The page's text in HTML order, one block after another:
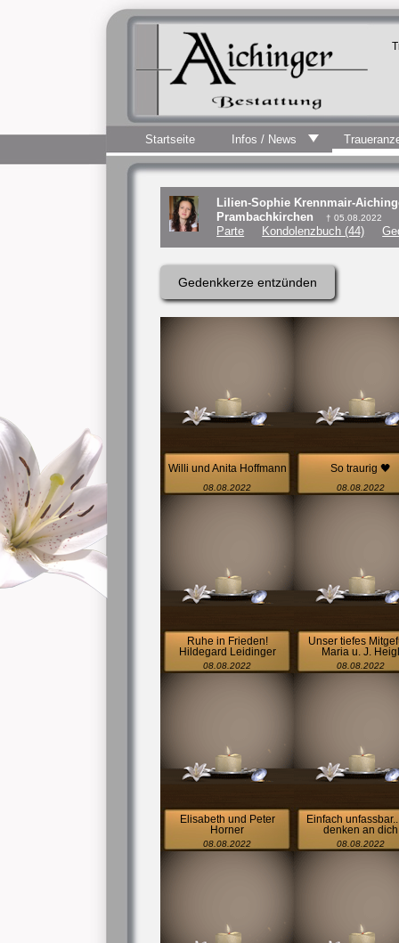
Startseite Infos / News
Lilien-Sophie Krennmair-
Prambachkirchen
† 05.08.2022
Parte Kondolenzbuch (44)
Gedenkkerze entzünden
Willi und Anita Hoffmann
08.08.2022
So traurig 🖤
08.08.2022
Ruhe in Frieden!
Hildegard Leidinger
08.08.2022
Unser tiefes
Maria u. J. Heigl
08.08.2022
Elisabeth und Peter
Horner
08.08.2022
Einfach
denken an dich
08.08.2022